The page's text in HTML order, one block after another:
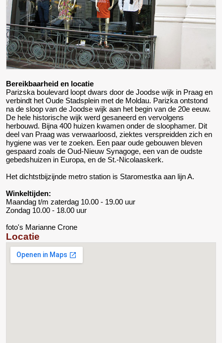
Bereikbaarheid en locatie
Parizska boulevard loopt dwars door de Joodse wijk in Praag en
verbindt het Oude Stadsplein met de Moldau. Parizka ontstond
na de sloop van de Joodse wijk aan het begin van de 20e eeuw.
De hele historische wijk werd gesaneerd en vervolgens
herbouwd. Bijna 400 huizen kwamen onder de sloophamer. Dit
deel van Praag was verwaarloosd, ziektes verspreidden zich en
hygiene was ver te zoeken. Een paar oude gebouwen bleven
gespaard zoals de Oud-Nieuw Synagoge, een van de oudste
gebedshuizen in Europa, en de St.-Nicolaaskerk.
Het dichtstbijzijnde metro station is Staromestka aan lijn A.
Winkeltijden:
Maandag t/m zaterdag 10.00 - 19.00 uur
Zondag 10.00 - 18.00 uur
foto's Marianne Crone
Locatie